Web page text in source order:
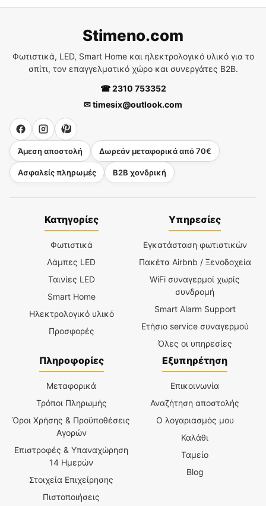
Stimeno.com
Φωτιστικά, LED, Smart Home και ηλεκτρολογικό υλικό για το
σπίτι, τον επαγγελματικό χώρο και συνεργάτες B2B.
☎ 2310 753352
✉ timesix@outlook.com
Άμεση αποστολή Δωρεάν μεταφορικά από 70€
Ασφαλείς πληρωμές B2B χονδρική
Κατηγορίες
Φωτιστικά
Λάμπες LED
Ταινίες LED
Smart Home
Ηλεκτρολογικό υλικό
Προσφορές
Υπηρεσίες
Εγκατάσταση φωτιστικών
Πακέτα Airbnb / Ξενοδοχεία
WiFi συναγερμοί χωρίς
συνδρομή
Smart Alarm Support
Ετήσιο service συναγερμού
Όλες οι υπηρεσίες
Πληροφορίες
Μεταφορικά
Τρόποι Πληρωμής
Όροι Χρήσης & Προϋποθέσεις
Αγορών
Επιστροφές & Υπαναχώρηση
14 Ημερών
Στοιχεία Επιχείρησης
Πιστοποιήσεις
Εξυπηρέτηση
Επικοινωνία
Αναζήτηση αποστολής
Ο λογαριασμός μου
Καλάθι
Ταμείο
Blog